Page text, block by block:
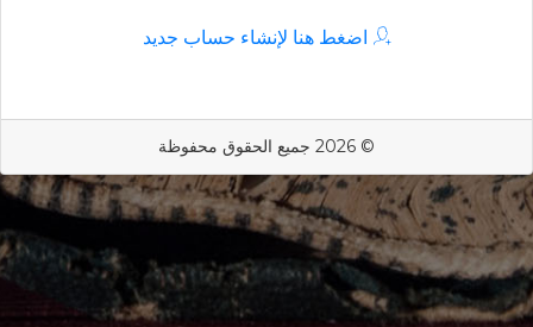
اضغط هنا لإنشاء حساب جديد
© 2026 جميع الحقوق محفوظة